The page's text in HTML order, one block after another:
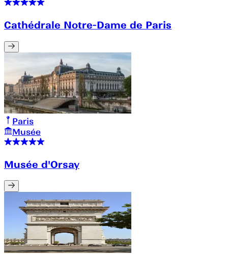
Cathédrale Notre-Dame de Paris
Paris
Musée
Musée d'Orsay